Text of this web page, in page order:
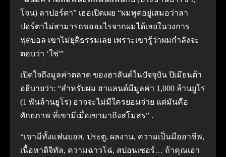
โจน) ลาปอร์ตา” เธอเปิดเผย “ผมพูดอยู่เสมอว่าลา
ปอร์ตาไม่สามารถขออะไรจากผมได้เลยในวงการ
ฟุตบอล เขาไม่ยุติธรรมเลย เพราะเขารู้ว่าผมกำลังจะ
ตอบว่า ‘ใช่'”
เปิดใจถึงมูลค่าตลาด ของฮาลันด์ในปัจจุบัน ปิเมียนต้า
อธิบายว่า: “สำหรับผม ฮาแลนด์มีมูลค่า 1,000 ล้านยูโร
(1 พันล้านยูโร) อาจจะไม่มีใครยอมจ่าย แต่มันคือ
ศักยภาพ ที่เขามีเมื่อเขามาถึงสโมสร” .
“เขามีทั้งแฟนบอล, ประตู, ผลงาน, ความเป็นมืออาชีพ,
เนื้อหาดิจิทัล, ความฉาวโฉ่, สปอนเซอร์… ถ้าคุณเอา